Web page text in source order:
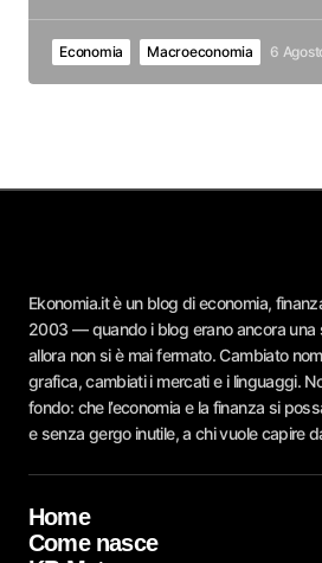
Economia Macroeconomia 6
Ekonomia.it è un blog di economia,
2003 — quando i blog erano ancora
allora non si è mai fermato. Cambiato
grafica, cambiati i mercati e i linguaggi.
fondo: che l’economia e la finanza si
e senza gergo inutile, a chi vuole capire
Home
Come nasce